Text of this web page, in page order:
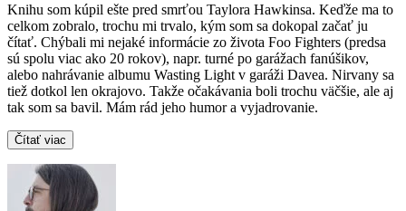
Knihu som kúpil ešte pred smrťou Taylora Hawkinsa. Keďže ma to
celkom zobralo, trochu mi trvalo, kým som sa dokopal začať ju
čítať. Chýbali mi nejaké informácie zo života Foo Fighters (predsa
sú spolu viac ako 20 rokov), napr. turné po garážach fanúšikov,
alebo nahrávanie albumu Wasting Light v garáži Davea. Nirvany sa
tiež dotkol len okrajovo. Takže očakávania boli trochu väčšie, ale aj
tak som sa bavil. Mám rád jeho humor a vyjadrovanie.
Čítať viac